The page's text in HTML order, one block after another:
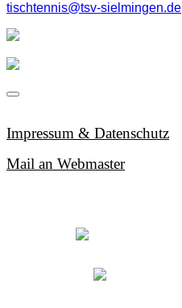
tischtennis@tsv-sielmingen.de
Impressum & Datenschutz
Mail an Webmaster